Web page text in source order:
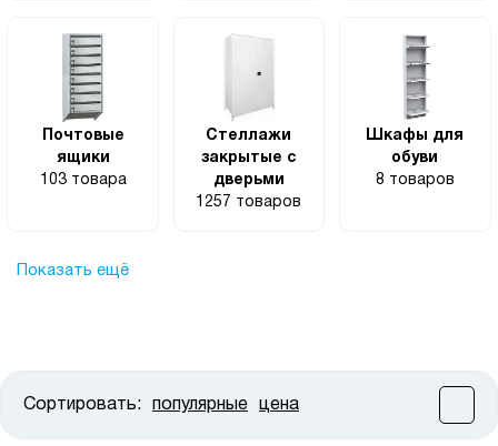
Почтовые
ящики
103 товара
Стеллажи
закрытые с
дверьми
1257 товаров
Шкафы для
обуви
8 товаров
Показать ещё
Сортировать: популярные цена